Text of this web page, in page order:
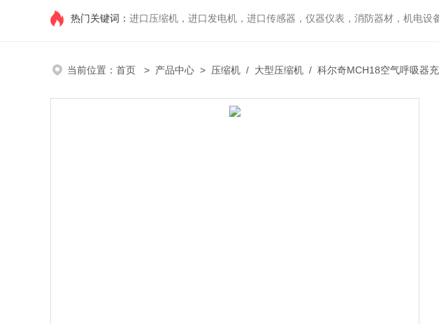
热门关键词： 进口压缩机，进口发电机，进口传感器，仪器仪表，消防器材，机电设
当前位置： 首页 > 产品中心 > 压缩机 / 大型压缩机 / 科尔奇MCH18空气呼吸器